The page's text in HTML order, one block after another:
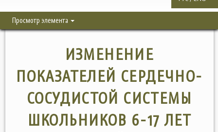
Просмотр элемента
ИЗМЕНЕНИЕ
ПОКАЗАТЕЛЕЙ СЕРДЕЧНО-
СОСУДИСТОЙ СИСТЕМЫ
ШКОЛЬНИКОВ 6-17 ЛЕТ